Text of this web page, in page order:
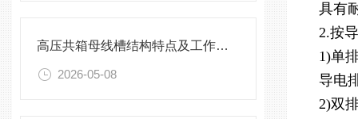
高压共箱母线槽结构特点及工作原理
2026-05-08
具有
2.按
1)单
导电
2)双